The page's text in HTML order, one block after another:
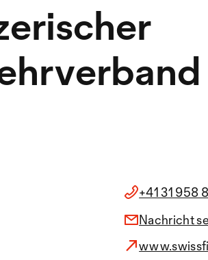
+41 31 958
Nachricht